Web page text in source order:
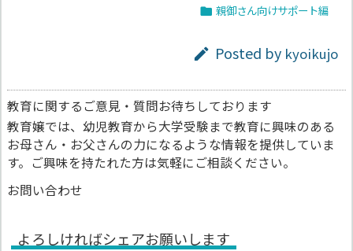
 親御さん向けサポート編
 Posted by kyoikujo
教育に関するご意見・質問お待ちしております
教育嬢では、幼児教育から大学受験まで教育に興味のある
お母さん・お父さんの力になるような情報を提供していま
す。ご興味を持たれた方は気軽にご相談ください。
お問い合わせ
よろしければシェアお願いします